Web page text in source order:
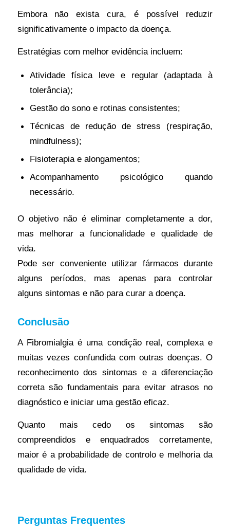
Embora não exista cura, é possível reduzir
significativamente o impacto da doença.
Estratégias com melhor evidência incluem:
Atividade física leve e regular (adaptada à
tolerância);
Gestão do sono e rotinas consistentes;
Técnicas de redução de stress (respiração,
mindfulness);
Fisioterapia e alongamentos;
Acompanhamento psicológico quando
necessário.
O objetivo não é eliminar completamente a dor,
mas melhorar a funcionalidade e qualidade de
vida.
Pode ser conveniente utilizar fármacos durante
alguns períodos, mas apenas para controlar
alguns sintomas e não para curar a doença.
Conclusão
A Fibromialgia é uma condição real, complexa e
muitas vezes confundida com outras doenças. O
reconhecimento dos sintomas e a diferenciação
correta são fundamentais para evitar atrasos no
diagnóstico e iniciar uma gestão eficaz.
Quanto mais cedo os sintomas são
compreendidos e enquadrados corretamente,
maior é a probabilidade de controlo e melhoria da
qualidade de vida.
Perguntas Frequentes